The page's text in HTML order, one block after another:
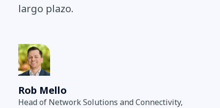
largo plazo.
Rob Mello
Head of Network Solutions and Connectivity,